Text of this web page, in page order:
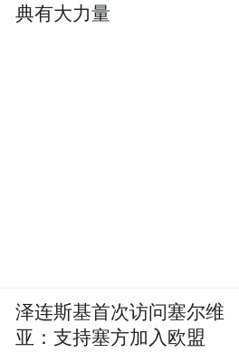
典有大力量
泽连斯基首次访问塞尔维
亚：支持塞方加入欧盟